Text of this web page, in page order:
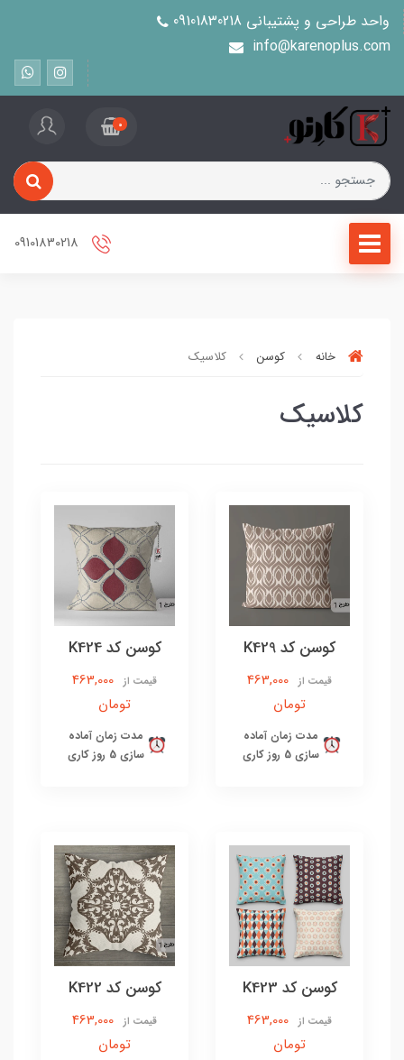
واحد طراحی و پشتیبانی 09101830218
info@karenoplus.com
0
خانه کوسن کلاسیک
کلاسیک
کوسن کد K429
قیمت از
463,000
تومان
مدت زمان آماده
سازی 5 روز کاری
کوسن کد K424
قیمت از
463,000
تومان
مدت زمان آماده
سازی 5 روز کاری
کوسن کد K423
قیمت از
463,000
تومان
کوسن کد K422
قیمت از
463,000
تومان